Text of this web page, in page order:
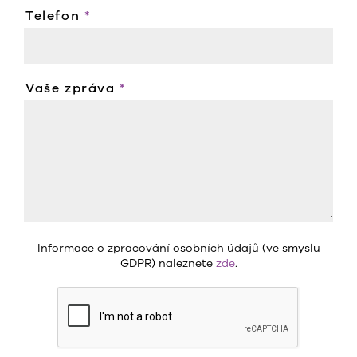
Telefon *
Vaše zpráva*
Informace o zpracování osobních údajů (ve smyslu
GDPR) naleznete zde.